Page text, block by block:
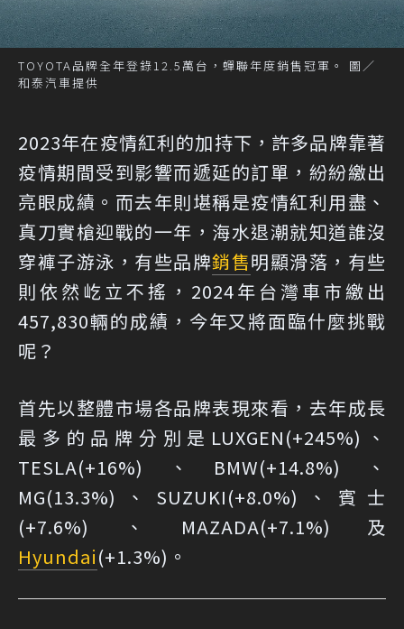
TOYOTA品牌全年登錄12.5萬台，蟬聯年度銷售冠軍。 圖／
和泰汽車提供
2023年在疫情紅利的加持下，許多品牌靠著
疫情期間受到影響而遞延的訂單，紛紛繳出
亮眼成績。而去年則堪稱是疫情紅利用盡、
真刀實槍迎戰的一年，海水退潮就知道誰沒
穿褲子游泳，有些品牌銷售明顯滑落，有些
則依然屹立不搖，2024年台灣車市繳出
457,830輛的成績，今年又將面臨什麼挑戰
呢？
首先以整體市場各品牌表現來看，去年成長
最多的品牌分別是LUXGEN(+245%)、
TESLA(+16%)、BMW(+14.8%)、
MG(13.3%)、SUZUKI(+8.0%)、賓士
(+7.6%)、MAZADA(+7.1%)及
Hyundai(+1.3%)。